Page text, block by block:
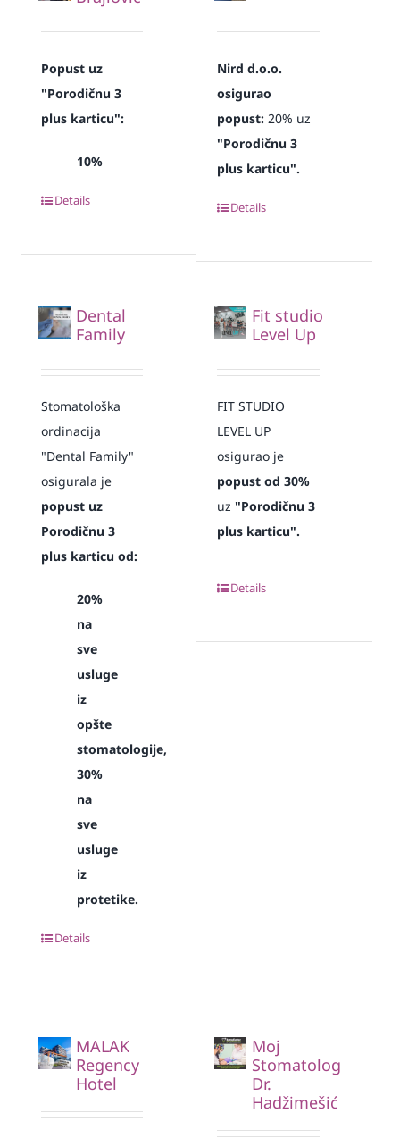
Popust uz
"Porodičnu 3
plus karticu":
10%
Details
Nird d.o.o.
osigurao
popust: 20% uz
"Porodičnu 3
plus karticu".
Details
Dental
Family
Stomatološka
ordinacija
"Dental Family"
osigurala je
popust uz
Porodičnu 3
plus karticu od:
20%
na
sve
usluge
iz
opšte
stomatologije,
30%
na
sve
usluge
iz
protetike.
Details
Fit studio
Level Up
FIT STUDIO
LEVEL UP
osigurao je
popust od 30%
uz"Porodičnu 3
plus karticu".
Details
MALAK
Regency
Hotel
Moj
Stomatolog
Dr.
Hadžimešić